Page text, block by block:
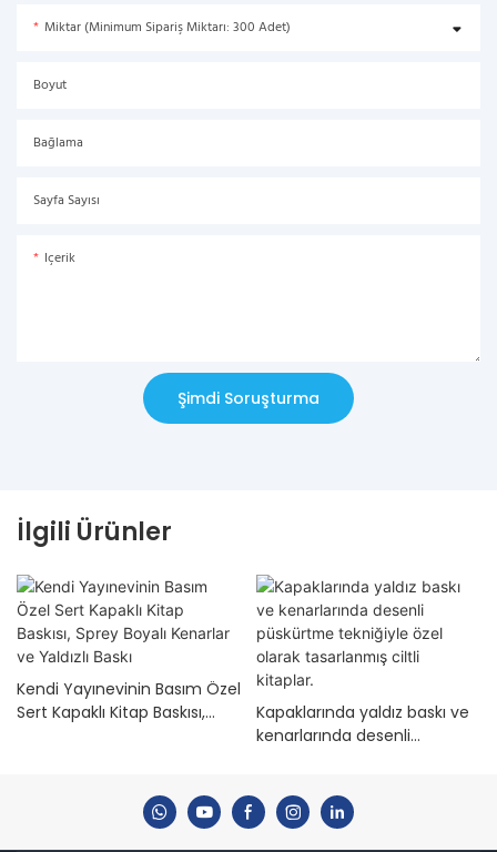
Miktar (Minimum Sipariş Miktarı: 300 Adet)
Boyut
Bağlama
Sayfa Sayısı
Içerik
Şimdi Soruşturma
İlgili Ürünler
Kendi Yayınevinin Basım Özel
Sert Kapaklı Kitap Baskısı,
Kapaklarında yaldız baskı ve
kenarlarında desenli
kitaplar.